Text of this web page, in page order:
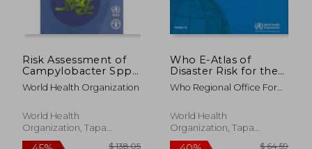
Risk Assessment of
Campylobacter Spp.
in Broiler Chickens:
Technical Report (en
World Health Organization
World Health
Organization, Tapa
Blanda, Nuevo
Who E-Atlas of
Disaster Risk for the
Eastern
Mediterranean
Who Regional Office For
World Health
Organization, Tapa
Blanda, Nuevo